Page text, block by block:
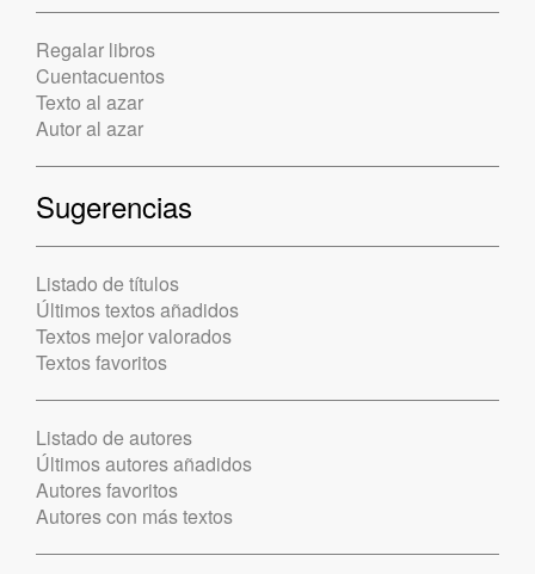
Regalar libros
Cuentacuentos
Texto al azar
Autor al azar
Sugerencias
Listado de títulos
Últimos textos añadidos
Textos mejor valorados
Textos favoritos
Listado de autores
Últimos autores añadidos
Autores favoritos
Autores con más textos